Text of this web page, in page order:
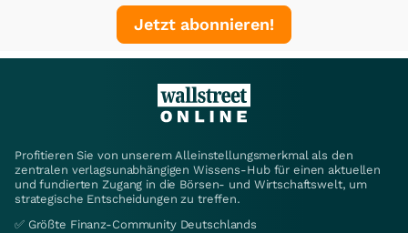
Jetzt abonnieren!
Profitieren Sie von unserem Alleinstellungsmerkmal als den
zentralen verlagsunabhängigen Wissens-Hub für einen aktuellen
und fundierten Zugang in die Börsen- und Wirtschaftswelt, um
strategische Entscheidungen zu treffen.
✅ Größte Finanz-Community Deutschlands